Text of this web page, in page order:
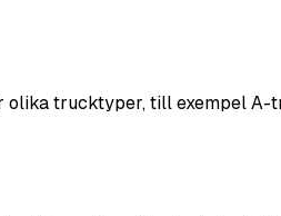
olika trucktyper, till exempel